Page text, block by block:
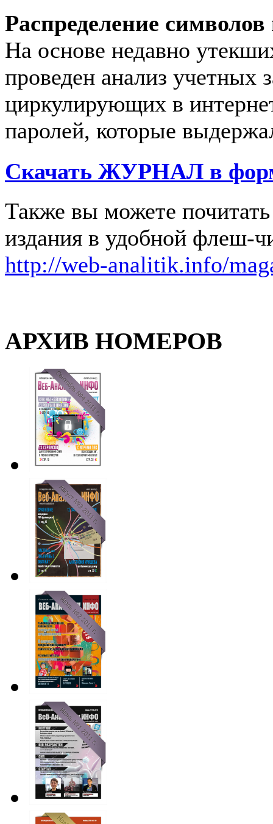
Распределение
На основе недавно
проведен анализ учетных
циркулирующих в
паролей, которые
Скачать ЖУРНАЛ в
Также вы можете
издания в удобной флеш-
http://web-analitik.info/
АРХИВ НОМЕРОВ